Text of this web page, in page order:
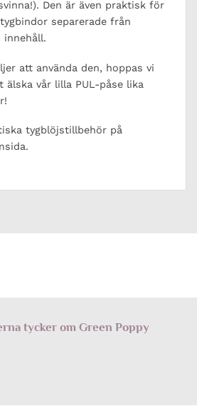
Den är även praktisk för
separerade från
innehåll.
att använda den, hoppas vi
vår lilla PUL-påse lika
tygblöjstillbehör på
tycker om Green Poppy